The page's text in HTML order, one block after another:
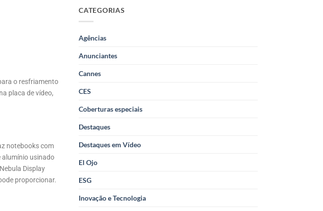
o resfriamento
placa de vídeo,
notebooks com
alumínio usinado
Display
proporcionar.
CATEGORIAS
Agências
Anunciantes
Cannes
CES
Coberturas especiais
Destaques
Destaques em Vídeo
El Ojo
ESG
Inovação e Tecnologia